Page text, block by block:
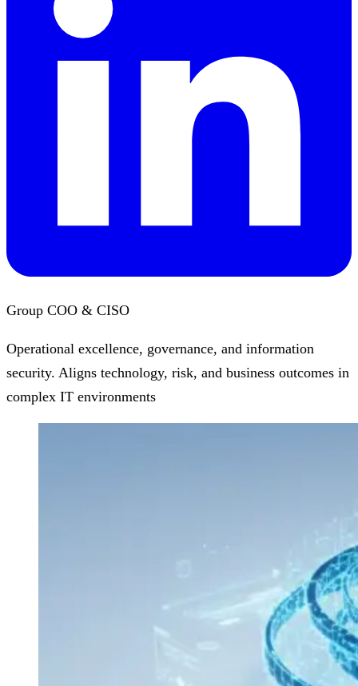
Group COO & CISO
Operational excellence, governance, and information
security. Aligns technology, risk, and business outcomes in
complex IT environments